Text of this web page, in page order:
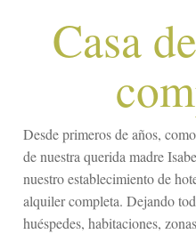
Casa
Desde primeros de años,
de nuestra querida madre
nuestro establecimiento de
alquiler completa. Dejando
huéspedes, habitaciones,